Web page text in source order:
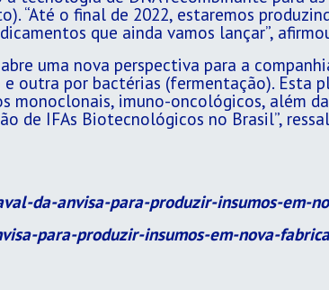
“Até o final de 2022, estaremos
que ainda vamos lançar”,
uma nova perspectiva para a
outra por bactérias (fermentação). Esta
monoclonais, imuno-oncológicos, além
de IFAs Biotecnológicos no Brasil”,
da-anvisa-para-produzir-insumos-em-
para-produzir-insumos-em-nova-